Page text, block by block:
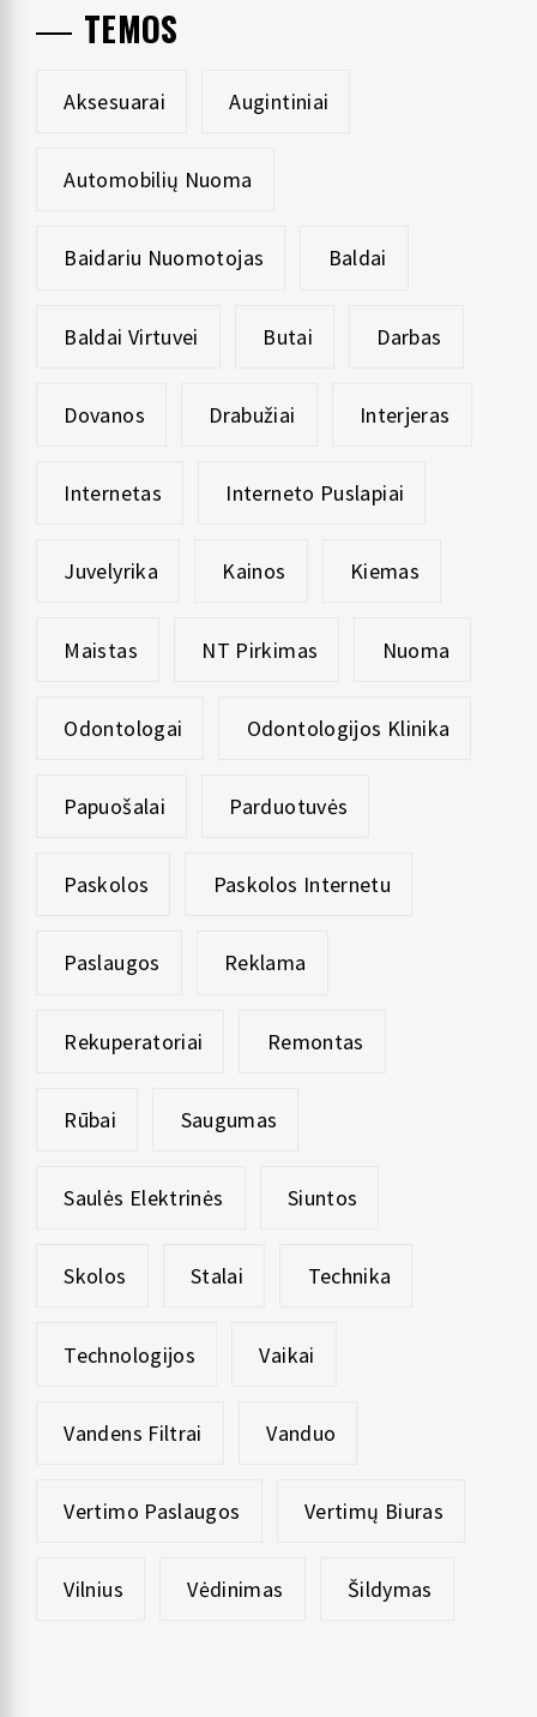
TEMOS
Aksesuarai Augintiniai
Automobilių Nuoma
Baidariu Nuomotojas Baldai
Baldai Virtuvei Butai Darbas
Dovanos Drabužiai Interjeras
Internetas Interneto Puslapiai
Juvelyrika Kainos Kiemas
Maistas NT Pirkimas Nuoma
Odontologai Odontologijos Klinika
Papuošalai Parduotuvės
Paskolos Paskolos Internetu
Paslaugos Reklama
Rekuperatoriai Remontas
Rūbai Saugumas
Saulės Elektrinės Siuntos
Skolos Stalai Technika
Technologijos Vaikai
Vandens Filtrai Vanduo
Vertimo Paslaugos Vertimų Biuras
Vilnius Vėdinimas Šildymas